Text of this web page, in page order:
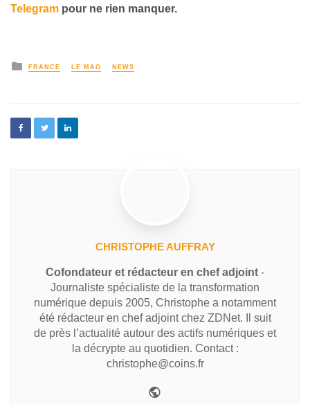
Telegram pour ne rien manquer.
FRANCE LE MAG NEWS
CHRISTOPHE AUFFRAY
Cofondateur et rédacteur en chef adjoint -
Journaliste spécialiste de la transformation
numérique depuis 2005, Christophe a notamment
été rédacteur en chef adjoint chez ZDNet. Il suit
de près l’actualité autour des actifs numériques et
la décrypte au quotidien. Contact :
christophe@coins.fr